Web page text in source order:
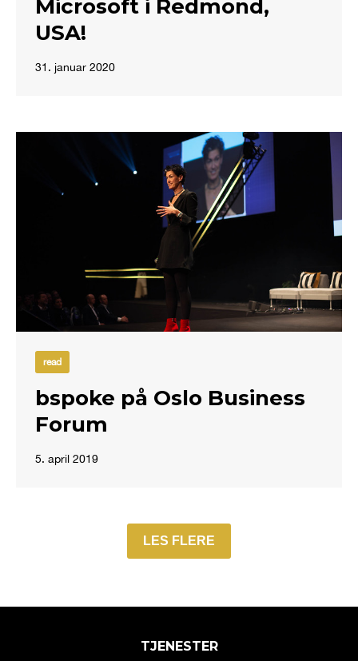
Microsoft i Redmond,
USA!
31. januar 2020
read
bspoke på Oslo Business
Forum
5. april 2019
LES FLERE
TJENESTER